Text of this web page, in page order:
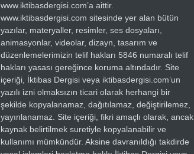
www.iktibasdergisi.com’a aittir.
www.iktibasdergisi.com sitesinde yer alan bütün
yazılar, materyaller, resimler, ses dosyaları,
animasyonlar, videolar, dizayn, tasarım ve
düzenlemelerimizin telif hakları 5846 numaralı telif
hakları yasası gereğince koruma altındadır. Site
içeriği, İktibas Dergisi veya iktibasdergisi.com’un
yazılı izni olmaksızın ticari olarak herhangi bir
şekilde kopyalanamaz, dağıtılamaz, değiştirilemez,
yayınlanamaz. Site içeriği, fikri amaçlı olarak, ancak
kaynak belirtilmek suretiyle kopyalanabilir ve
kullanımı mümkündür. Aksine davranıldığı takdirde